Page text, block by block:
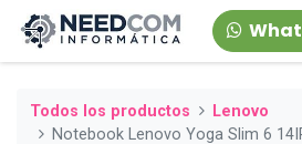
Todos los productos
Lenovo
Notebook Lenovo Yoga Slim 6